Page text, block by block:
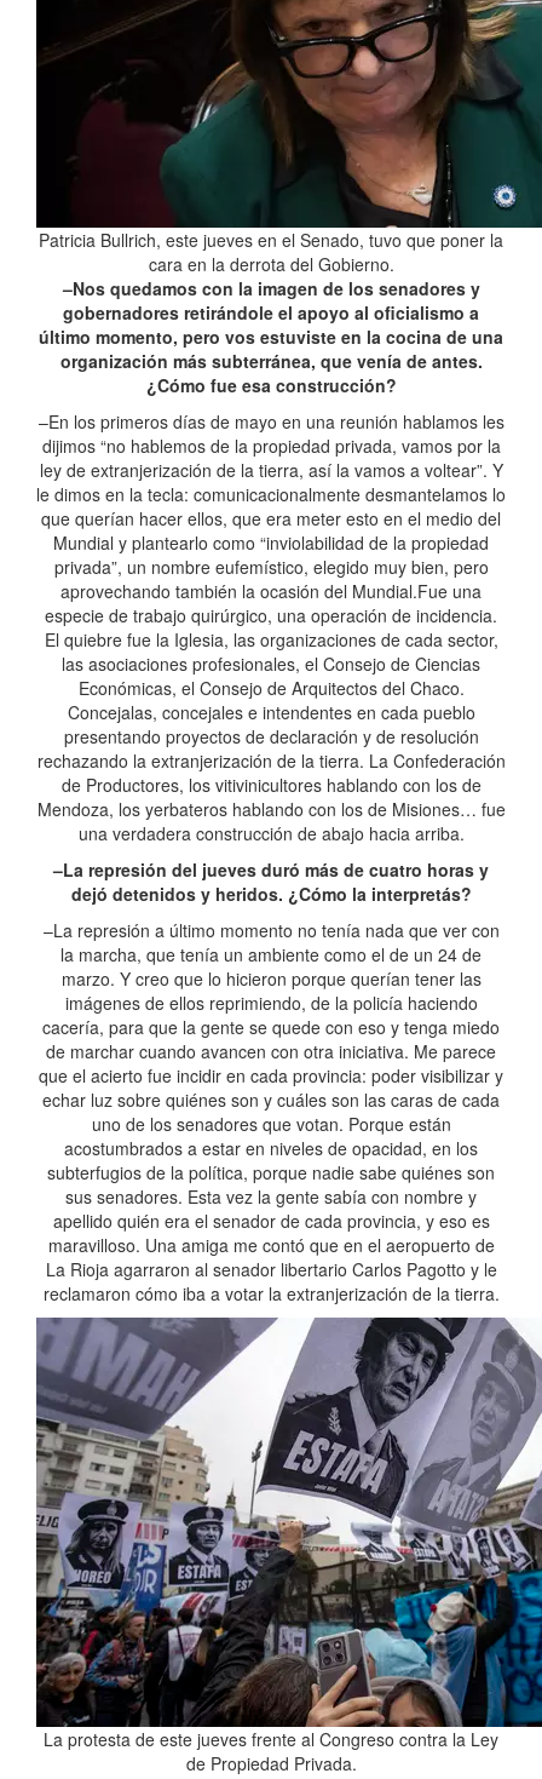
Patricia Bullrich, este jueves en el Senado, tuvo que poner la
cara en la derrota del Gobierno.
–Nos quedamos con la imagen de los senadores y
gobernadores retirándole el apoyo al oficialismo a
último momento, pero vos estuviste en la cocina de una
organización más subterránea, que venía de antes.
¿Cómo fue esa construcción?
–En los primeros días de mayo en una reunión hablamos les
dijimos “no hablemos de la propiedad privada, vamos por la
ley de extranjerización de la tierra, así la vamos a voltear”. Y
le dimos en la tecla: comunicacionalmente desmantelamos lo
que querían hacer ellos, que era meter esto en el medio del
Mundial y plantearlo como “inviolabilidad de la propiedad
privada”, un nombre eufemístico, elegido muy bien, pero
aprovechando también la ocasión del Mundial.Fue una
especie de trabajo quirúrgico, una operación de incidencia.
El quiebre fue la Iglesia, las organizaciones de cada sector,
las asociaciones profesionales, el Consejo de Ciencias
Económicas, el Consejo de Arquitectos del Chaco.
Concejalas, concejales e intendentes en cada pueblo
presentando proyectos de declaración y de resolución
rechazando la extranjerización de la tierra. La Confederación
de Productores, los vitivinicultores hablando con los de
Mendoza, los yerbateros hablando con los de Misiones… fue
una verdadera construcción de abajo hacia arriba.
–La represión del jueves duró más de cuatro horas y
dejó detenidos y heridos. ¿Cómo la interpretás?
–La represión a último momento no tenía nada que ver con
la marcha, que tenía un ambiente como el de un 24 de
marzo. Y creo que lo hicieron porque querían tener las
imágenes de ellos reprimiendo, de la policía haciendo
cacería, para que la gente se quede con eso y tenga miedo
de marchar cuando avancen con otra iniciativa. Me parece
que el acierto fue incidir en cada provincia: poder visibilizar y
echar luz sobre quiénes son y cuáles son las caras de cada
uno de los senadores que votan. Porque están
acostumbrados a estar en niveles de opacidad, en los
subterfugios de la política, porque nadie sabe quiénes son
sus senadores. Esta vez la gente sabía con nombre y
apellido quién era el senador de cada provincia, y eso es
maravilloso. Una amiga me contó que en el aeropuerto de
La Rioja agarraron al senador libertario Carlos Pagotto y le
reclamaron cómo iba a votar la extranjerización de la tierra.
La protesta de este jueves frente al Congreso contra la Ley
de Propiedad Privada.